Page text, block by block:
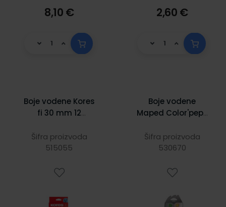
8,10 € 2,60 €
Boje vodene Kores
fi 30 mm 12
plastičnoj kutiji
KOR30102
Šifra proizvoda
515055
Boje vodene
Maped Color'peps
boja+kist u
plastičnoj kutiji
Šifra proizvoda
530670